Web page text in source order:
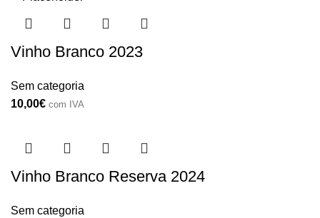
Vinho Branco 2023
Sem categoria
10,00€ com IVA
Vinho Branco Reserva 2024
Sem categoria